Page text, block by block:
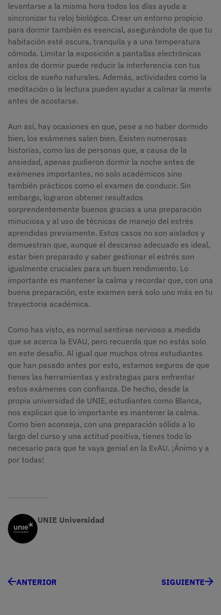
levantarse a la misma hora todos los días ayuda a
sincronizar tu reloj biológico. Crear un entorno propicio
para dormir también es esencial, asegurándote de que tu
habitación esté oscura, tranquila y a una temperatura
cómoda. Limitar la exposición a pantallas electrónicas
antes de dormir puede reducir la interferencia con tus
ciclos de sueño naturales. Además, actividades como la
meditación o la lectura pueden ayudar a calmar la mente
antes de acostarse.
Aun así, hay ocasiones en que, pese a no haber dormido
bien, los exámenes salen bien. Existen numerosas
historias, como las de personas que, a causa de la
ansiedad, apenas pudieron dormir la noche antes de
exámenes importantes, no solo académicos sino
también prácticos como el examen de conducir. Sin
embargo, lograron obtener resultados
sorprendentemente buenos gracias a una preparación
minuciosa y al uso de técnicas de manejo del estrés
aprendidas previamente. Estos casos no son aislados y
demuestran que, aunque el descanso adecuado es ideal,
estar bien preparado y saber gestionar el estrés son
igualmente cruciales para un buen rendimiento. Lo
importante es mantener la calma y recordar que, con una
buena preparación, este examen será solo uno más en tu
trayectoria académica.
Como has visto, es normal sentirse nervioso a medida
que se acerca la EVAU, pero recuerda que no estás solo
en este desafío. Al igual que muchos otros estudiantes
que han pasado antes por esto, estamos seguros de que
tienes las herramientas y estrategias para enfrentar
estos exámenes con confianza. De hecho, desde la
propia universidad de UNIE, estudiantes como Blanca,
nos explican que lo importante es mantener la calma.
Como bien aconseja, con una preparación sólida a lo
largo del curso y una actitud positiva, tienes todo lo
necesario para que te vaya genial en la EvAU. ¡Ánimo y a
por todas!
UNIE Universidad
ANTERIOR SIGUIENTE